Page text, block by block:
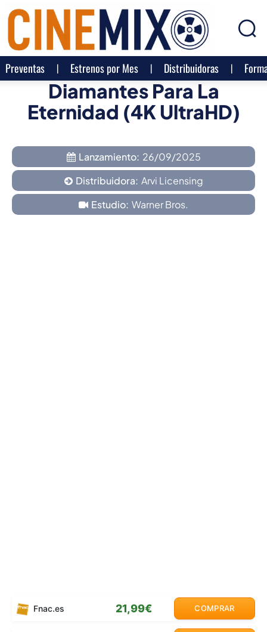
Preventas Estrenos por Mes Distribuidoras
Diamantes Para La
Eternidad (4K UltraHD)
Lanzamiento: 26/09/2025
Distribuidora: Arvi Licensing
Estudio: Warner Bros.
Fnac.es 21,99€ COMPRAR